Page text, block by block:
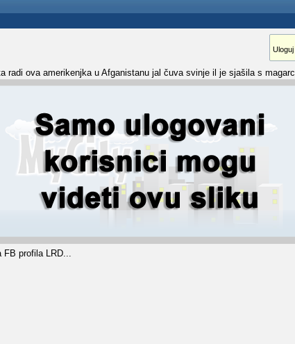
radi ova amerikenjka u Afganistanu jal čuva svinje il je sjašila s
FB profila LRD...